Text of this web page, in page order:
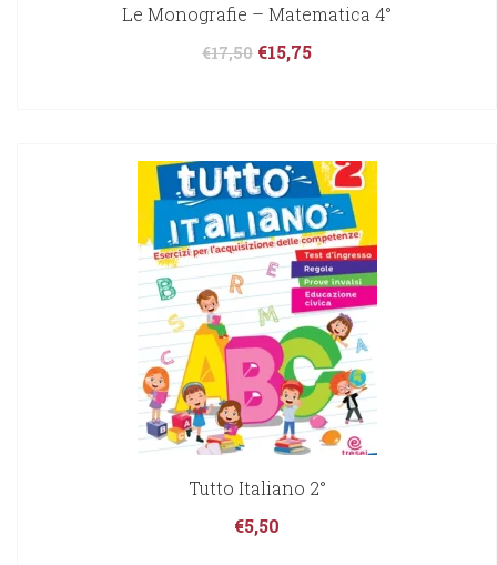
Le Monografie – Matematica 4°
€17,50 €15,75
Tutto Italiano 2°
€5,50